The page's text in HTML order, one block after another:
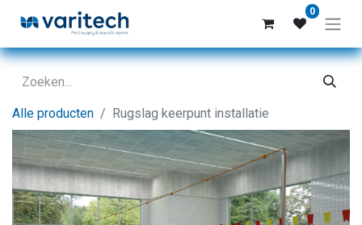
0
Alle producten Rugslag keerpunt installatie